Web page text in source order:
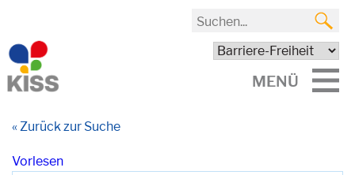
MENÜ
« Zurück zur Suche
Vorlesen